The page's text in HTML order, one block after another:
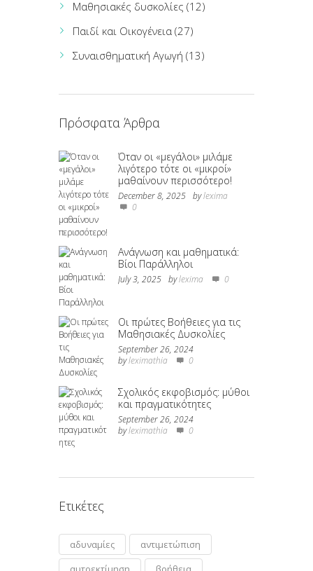
Μαθησιακές δυσκολίες (12)
Παιδί και Οικογένεια (27)
Συναισθηματική Αγωγή (13)
Πρόσφατα Άρθρα
Όταν οι «μεγάλοι» μιλάμε
λιγότερο τότε οι «μικροί»
μαθαίνουν περισσότερο!
December 8, 2025 bylexima
0
Ανάγνωση και μαθηματικά:
Βίοι Παράλληλοι
July 3, 2025 bylexima 0
Οι πρώτες Βοήθειες για τις
Μαθησιακές Δυσκολίες
September 26, 2024
byleximathia 0
Σχολικός εκφοβισμός: μύθοι
και πραγματικότητες
September 26, 2024
byleximathia 0
Ετικέτες
αδυναμίες
αντιμετώπιση